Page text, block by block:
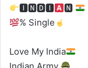
🅸🅽🅳🅸
🅽
% Single
Love My India